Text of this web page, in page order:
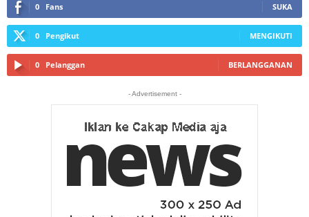
0 Fans SUKA
0 Pengikut MENGIKUTI
0 Pelanggan BERLANGGANAN
- Advertisement -